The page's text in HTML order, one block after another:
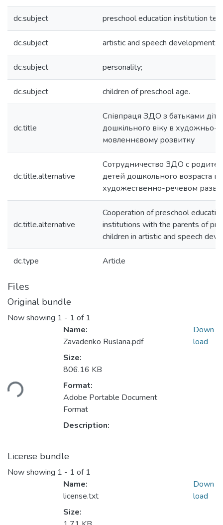
dc.subject preschool education institution
dc.subject artistic and speech development;
dc.subject personality;
dc.subject children of preschool age.
dc.title
Співпраця ЗДО з батьками
дошкільного віку в художньо-
мовленнєвому розвитку
dc.title.alternative
Сотрудничество ЗДО с
детей дошкольного возраста в
художественно-речевом
dc.title.alternative
Cooperation of preschool
institutions with the parents of
children in artistic and speech
dc.type Article
Files
Original bundle
Now showing 1 - 1 of 1
Name:
Zavadenko Ruslana.pdf
Size:
806.16 KB
Format:
Adobe Portable Document
Format
Description:
Down
load
License bundle
Now showing 1 - 1 of 1
Name:
license.txt
Size:
Down
load